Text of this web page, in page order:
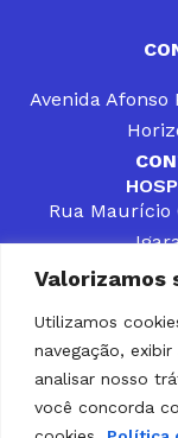
Valorizamos
Utilizamos
navegação,
analisar nosso
você concorda
Avenida Afonso
Rua Maurício
CONTATOS
PÚBLICOS
POPULAÇÃO
PARCEIRO
SOLUÇÃO DE
GESTORES